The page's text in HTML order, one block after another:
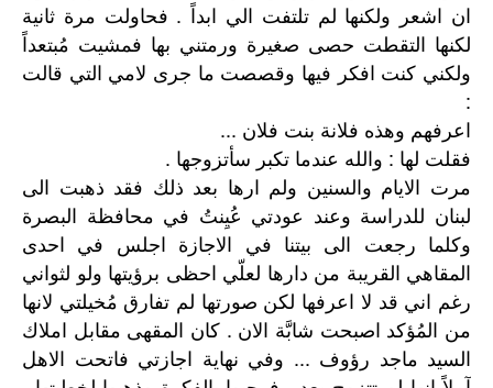
ان اشعر ولكنها لم تلتفت الي ابداً . فحاولت مرة ثانية
لكنها التقطت حصى صغيرة ورمتني بها فمشيت مُبتعداً
ولكني كنت افكر فيها وقصصت ما جرى لامي التي قالت
:
اعرفهم وهذه فلانة بنت فلان ...
فقلت لها : والله عندما تكبر سأتزوجها .
مرت الايام والسنين ولم ارها بعد ذلك فقد ذهبت الى
لبنان للدراسة وعند عودتي عُيِنتُ في محافظة البصرة
وكلما رجعت الى بيتنا في الاجازة اجلس في احدى
المقاهي القريبة من دارها لعلّي احظى برؤيتها ولو لثواني
رغم اني قد لا اعرفها لكن صورتها لم تفارق مُخيلتي لانها
من المُؤكد اصبحت شابَّة الان . كان المقهى مقابل املاك
السيد ماجد رؤوف ... وفي نهاية اجازتي فاتحت الاهل